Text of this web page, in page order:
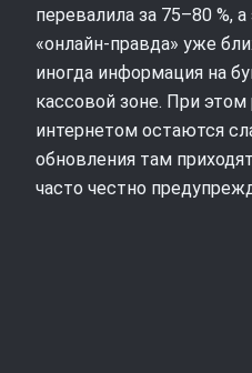
перевалила за 75–80 %,
«онлайн‑правда» уже
иногда информация на
кассовой зоне. При
интернетом остаются
обновления там
часто честно